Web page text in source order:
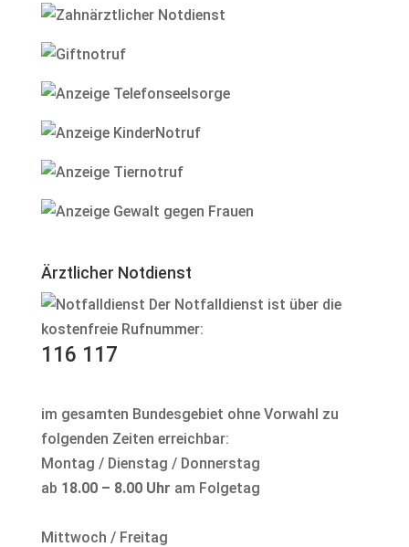
Ärztlicher Notdienst
Der Notfalldienst ist über die
kostenfreie Rufnummer:
116 117
im gesamten Bundesgebiet ohne Vorwahl zu
folgenden Zeiten erreichbar:
Montag / Dienstag / Donnerstag
ab 18.00 – 8.00 Uhr am Folgetag
Mittwoch / Freitag